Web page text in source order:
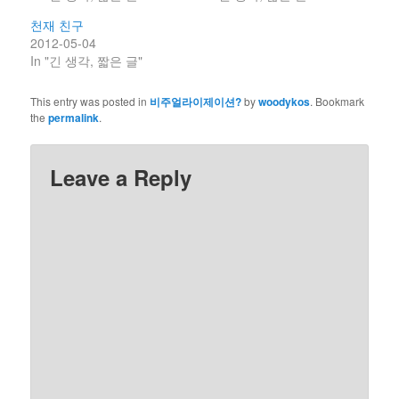
천재 친구
2012-05-04
In "긴 생각, 짧은 글"
This entry was posted in 비주얼라이제이션?bywoodykos. Bookmark
thepermalink.
Leave a Reply